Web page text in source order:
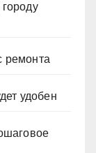
ремонта
удобен